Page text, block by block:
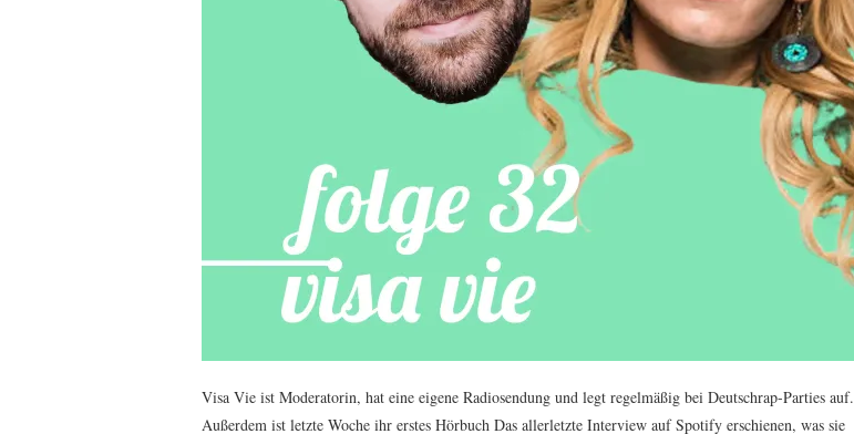
Visa Vie ist Moderatorin, hat eine eigene Radiosendung und legt regelmäßig bei Deutschrap-Parties auf.
Außerdem ist letzte Woche ihr erstes Hörbuch Das allerletzte Interview auf Spotify erschienen, was sie